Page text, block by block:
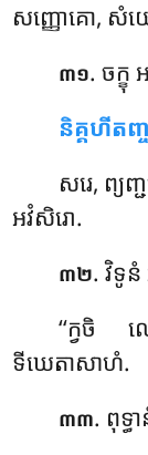
សញ្ញោគោ, សំ
៣១. ចក្ខុ
និគ្គហីតញ្ច
សរេ, ព្យញ្
អវំសិរោ.
៣២. វិទូនំ
‘‘ក្វចិ
ទីឃេតាសាហំ.
៣៣. ពុទ្